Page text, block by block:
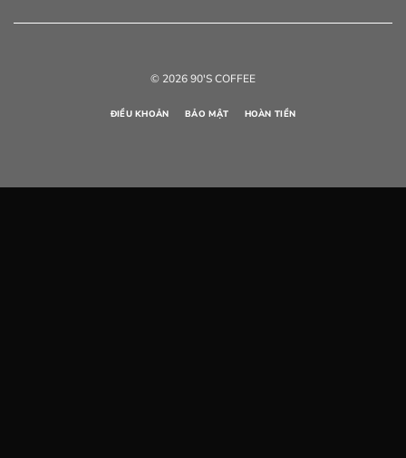
© 2026 90'S COFFEE
ĐIỀU KHOẢN BẢO MẬT HOÀN TIỀN